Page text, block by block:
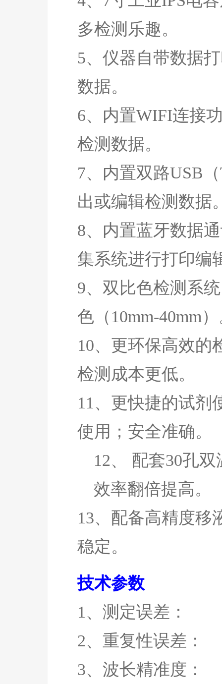
多检测乐趣。
5、仪器自带数据
数据。
6、内置WIFI连接
检测数据。
7、内置双路USB
出或编辑检测数据
8、内置蓝牙数据
集系统进行打印编
9、双比色检测系
色（10mm-40mm
10、更环保高效的
检测成本更低。
11、更快捷的试剂
使用；安全准确。
12、 配套30孔
效率翻倍提高。
13、配备高精度移
稳定。
技术参数
1、测定误
2、重复性误
3、波长精准